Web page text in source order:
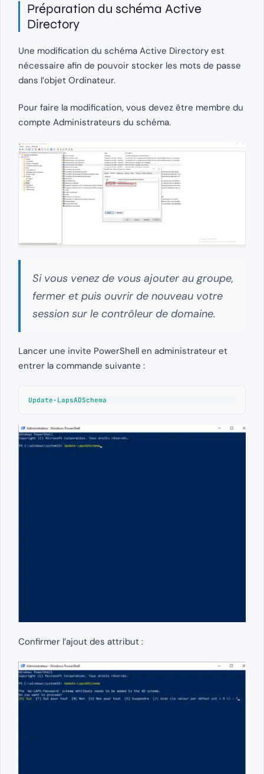
Préparation du schéma Active
Directory
Une modification du schéma Active Directory est
nécessaire afin de pouvoir stocker les mots de passe
dans l’objet Ordinateur.
Pour faire la modification, vous devez être membre du
compte Administrateurs du schéma.
Si vous venez de vous ajouter au groupe,
fermer et puis ouvrir de nouveau votre
session sur le contrôleur de domaine.
Lancer une invite PowerShell en administrateur et
entrer la commande suivante :
Update-LapsADSchema
Confirmer l’ajout des attribut :